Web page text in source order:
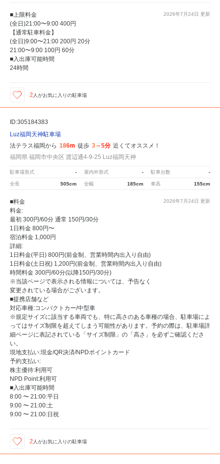
2026年7月24日 更新
■上限料金
(全日)21:00〜9:00 400円
【通常駐車料金】
(全日)9:00〜21:00 200円 20分
21:00〜9:00 100円 60分
■入出庫可能時間
24時間
2 人がお気に入りの駐車場
ID:305184383
Luz福岡天神駐車場
法テラス福岡から 186m 徒歩 3～5分 近くてオススメ！
福岡県 福岡市中央区 渡辺通4-9-25 Luz福岡天神
駐車場形式 - 屋内外形式 - 駐車台数 -
全長 505cm 全幅 185cm 車高 155cm
2026年7月24日 更新
■料金
料金:
最初 300円/60分 通常 150円/30分
1日料金 800円〜
宿泊料金 1,000円
詳細:
1日料金(平日) 800円(前金制、営業時間内出入り自由)
1日料金(土日祝) 1,200円(前金制、営業時間内出入り自由)
時間料金 300円/60分(以降150円/30分)
※当該ページで表示される情報については、予告なく
変更されている場合がございます。
■提携店舗など
対応車種:コンパクトカー/中型車
※規定サイズに該当する車両でも、特に高さのある車種の場合、駐車場によ
ってはサイズ制限を超えてしまう可能性があります。予約の際は、駐車場詳
細ページに表記されている「サイズ制限」の「高さ」を必ずご確認くださ
い。
現地支払い:現金/QR決済/NPDポイントカード
予約支払い:
株主優待:利用可
NPD Point:利用可
■入出庫可能時間
8:00 〜 21:00:平日
9:00 〜 21:00:土
9:00 〜 21:00:日祝
2 人がお気に入りの駐車場